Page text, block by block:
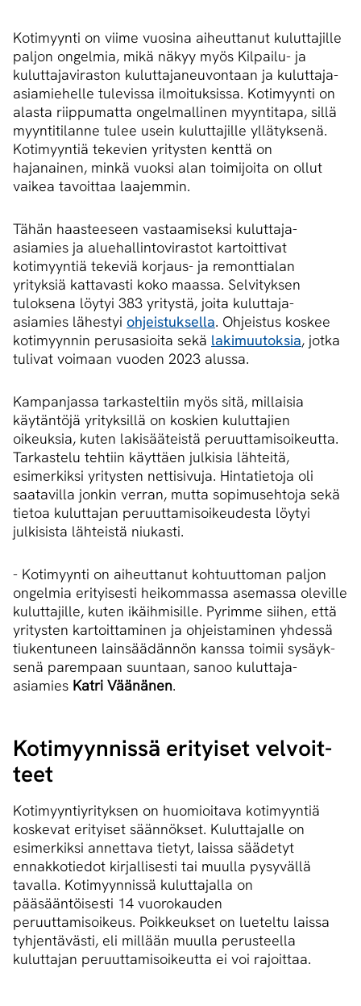
Kotimyynti on viime vuosina aiheuttanut kuluttajille
paljon ongelmia, mikä näkyy myös Kilpailu- ja
kuluttajaviraston kuluttajaneuvontaan ja kuluttaja-
asiamiehelle tulevissa ilmoituksissa. Kotimyynti on
alasta riippumatta ongelmallinen myyntitapa, sillä
myyntitilanne tulee usein kuluttajille yllätyksenä.
Kotimyyntiä tekevien yritysten kenttä on
hajanainen, minkä vuoksi alan toimijoita on ollut
vaikea tavoittaa laajemmin.
Tähän haasteeseen vastaamiseksi kuluttaja-
asiamies ja aluehallintovirastot kartoittivat
kotimyyntiä tekeviä korjaus- ja remonttialan
yrityksiä kattavasti koko maassa. Selvityksen
tuloksena löytyi 383 yritystä, joita kuluttaja-
asiamies lähestyi ohjeistuksella. Ohjeistus koskee
kotimyynnin perusasioita sekä lakimuutoksia, jotka
tulivat voimaan vuoden 2023 alussa.
Kampanjassa tarkasteltiin myös sitä, millaisia
käytäntöjä yrityksillä on koskien kuluttajien
oikeuksia, kuten lakisääteistä peruuttamisoikeutta.
Tarkastelu tehtiin käyttäen julkisia lähteitä,
esimerkiksi yritysten nettisivuja. Hintatietoja oli
saatavilla jonkin verran, mutta sopimusehtoja sekä
tietoa kuluttajan peruuttamisoikeudesta löytyi
julkisista lähteistä niukasti.
- Ko­ti­myyn­ti on ai­heut­ta­nut koh­tuut­to­man pal­jon
on­gel­mia eri­tyi­ses­ti hei­kom­mas­sa ase­mas­sa ole­vil­le
ku­lut­ta­jil­le, ku­ten ikäih­mi­sil­le. Py­rim­me sii­hen, että
yri­tys­ten kar­toit­ta­mi­nen ja oh­jeis­ta­mi­nen yh­des­sä
tiu­ken­tu­neen lain­sää­dän­nön kans­sa toi­mii sy­säyk­
se­nä pa­rem­paan suun­taan, sanoo kuluttaja-
asiamies Katri Väänänen.
Ko­ti­myyn­nis­sä eri­tyi­set vel­voit­
teet
Kotimyyntiyrityksen on huomioitava kotimyyntiä
koskevat erityiset säännökset. Kuluttajalle on
esimerkiksi annettava tietyt, laissa säädetyt
ennakkotiedot kirjallisesti tai muulla pysyvällä
tavalla. Kotimyynnissä kuluttajalla on
pääsääntöisesti 14 vuorokauden
peruuttamisoikeus. Poikkeukset on lueteltu laissa
tyhjentävästi, eli millään muulla perusteella
kuluttajan peruuttamisoikeutta ei voi rajoittaa.